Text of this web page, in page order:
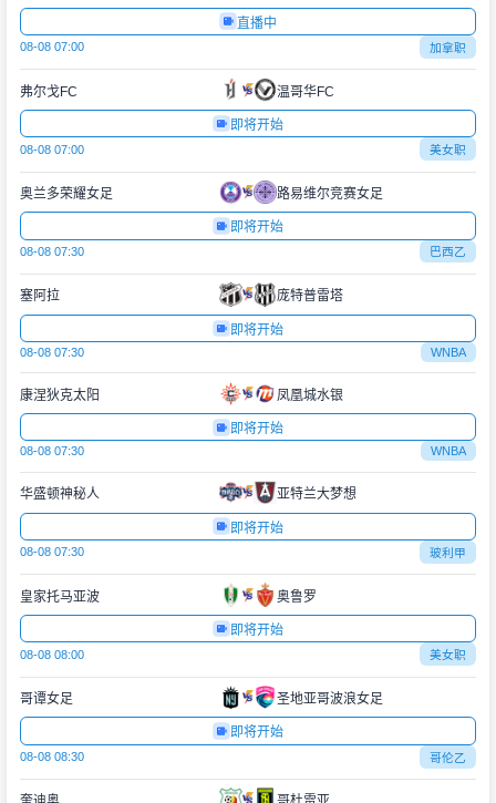
直播中
08-08 07:00 加拿职
弗尔戈FC 温哥华FC
即将开始
08-08 07:00 美女职
奥兰多荣耀女足 路易维尔竞赛女足
即将开始
08-08 07:30 巴西乙
塞阿拉 庞特普雷塔
即将开始
08-08 07:30 WNBA
康涅狄克太阳 凤凰城水银
即将开始
08-08 07:30 WNBA
华盛顿神秘人 亚特兰大梦想
即将开始
08-08 07:30 玻利甲
皇家托马亚波 奥鲁罗
即将开始
08-08 08:00 美女职
哥谭女足 圣地亚哥波浪女足
即将开始
08-08 08:30 哥伦乙